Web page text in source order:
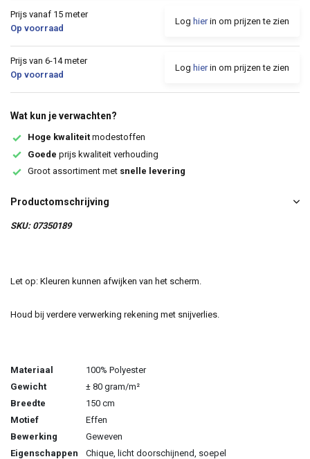
Prijs vanaf 15 meter
Op voorraad
Log hierin om prijzen te zien
Prijs van 6-14 meter
Op voorraad
Log hierin om prijzen te zien
Wat kun je verwachten?
Hoge kwaliteit modestoffen
Goede prijs kwaliteit verhouding
Groot assortiment met snelle levering
Productomschrijving
SKU: 07350189
Let op: Kleuren kunnen afwijken van het scherm.
Houd bij verdere verwerking rekening met snijverlies.
Materiaal
100% Polyester
Gewicht
± 80 gram/m²
Breedte
150 cm
Motief
Effen
Bewerking
Geweven
Eigenschappen
Chique, licht doorschijnend, soepel